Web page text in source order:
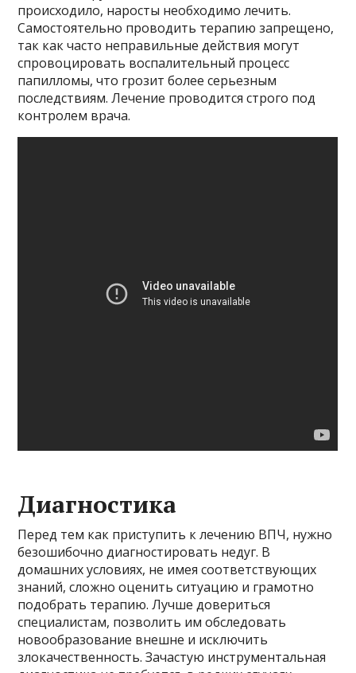
происходило, наросты необходимо лечить.
Самостоятельно проводить терапию запрещено,
так как часто неправильные действия могут
спровоцировать воспалительный процесс
папилломы, что грозит более серьезным
последствиям. Лечение проводится строго под
контролем врача.
Диагностика
Перед тем как приступить к лечению ВПЧ, нужно
безошибочно диагностировать недуг. В
домашних условиях, не имея соответствующих
знаний, сложно оценить ситуацию и грамотно
подобрать терапию. Лучше довериться
специалистам, позволить им обследовать
новообразование внешне и исключить
злокачественность. Зачастую инструментальная